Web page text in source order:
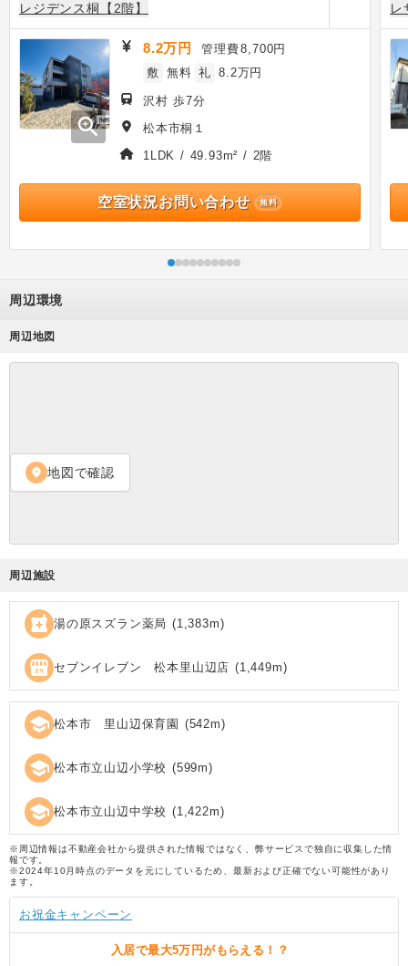
レジデンス桐【2階】
zoom_in
8.2万円 管理費8,700円
敷 無料 礼 8.2万円
沢村 歩7分
松本市桐１
1LDK / 49.93m² / 2階
空室状況お問い合わせ 無料
レ
周辺環境
周辺地図
location_on 地図で確認
周辺施設
local_pharmacy 湯の原スズラン薬局 (1,383m)
local_convenience_store セブンイレブン 松本里山辺店 (1,449m)
school 松本市 里山辺保育園 (542m)
school 松本市立山辺小学校 (599m)
school 松本市立山辺中学校 (1,422m)
※周辺情報は不動産会社から提供された情報ではなく、弊サービスで独自に収集した情
報です。
※2024年10月時点のデータを元にしているため、最新および正確でない可能性があり
ます。
お祝金キャンペーン
入居で最大5万円がもらえる！？